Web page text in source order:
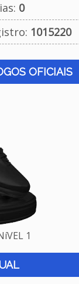
0
1015220
OFICIAIS
1